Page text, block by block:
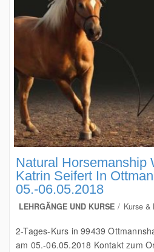
Natural Horsemanship
Katrin Seifert In
05.-06.05.2018
LEHRGÄNGE UND KURSE Kurse &
2-Tages-Kurs in 99439
am 05.-06.05.2018 Kontakt zum